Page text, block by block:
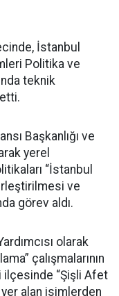
İstanbul
Politika ve
teknik
Başkanlığı ve
yerel
“İstanbul
ve
görev aldı.
olarak
çalışmalarının
ilçesinde “Şişli Afet
yer alan isimlerden